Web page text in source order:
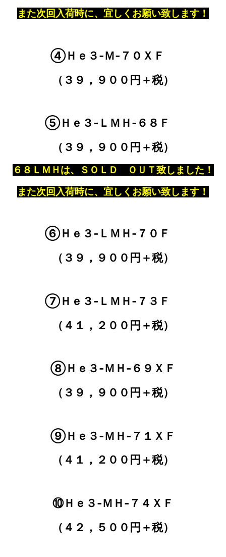
また次回入荷時に、宜しくお願い致します！
④Ｈｅ３‐Ｍ‐７０ＸＦ
（３９，９００円＋税）
⑤Ｈｅ３‐ＬＭＨ‐６８Ｆ
（３９，９００円＋税）
６８ＬＭＨは、ＳＯＬＤ ＯＵＴ致しました！
また次回入荷時に、宜しくお願い致します！
⑥Ｈｅ３‐ＬＭＨ‐７０Ｆ
（３９，９００円＋税）
⑦Ｈｅ３‐ＬＭＨ‐７３Ｆ
（４１，２００円＋税）
⑧Ｈｅ３‐ＭＨ‐６９ＸＦ
（３９，９００円＋税）
⑨Ｈｅ３‐ＭＨ‐７１ＸＦ
（４１，２００円＋税）
⑩Ｈｅ３‐ＭＨ‐７４ＸＦ
（４２，５００円＋税）